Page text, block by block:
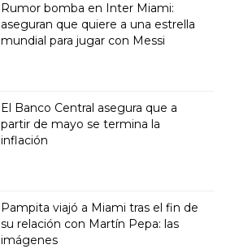
Rumor bomba en Inter Miami:
aseguran que quiere a una estrella
mundial para jugar con Messi
El Banco Central asegura que a
partir de mayo se termina la
inflación
Pampita viajó a Miami tras el fin de
su relación con Martín Pepa: las
imágenes